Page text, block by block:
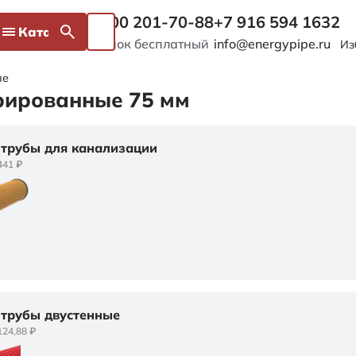
Каталог 8 800 201-70-88
Звонок бесплатный
+7 916 594 1632
info@energypipe.ru
75 мм
для канализации
₽
двустенные
₽